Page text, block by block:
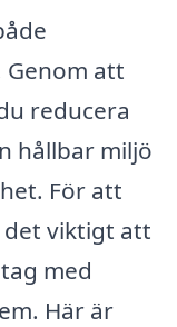
att
reducera
hållbar miljö
För att
det viktigt att
med
Här är